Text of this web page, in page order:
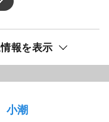
報を表示
小潮